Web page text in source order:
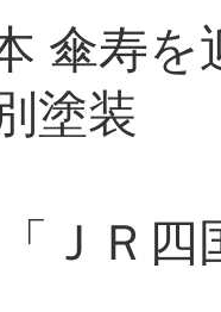
傘寿
塗装
ＪＲ